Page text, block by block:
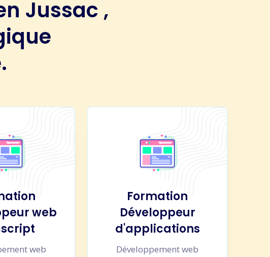
Jussac ,
web
web
Formation
Développeur
d'applications
Développement web